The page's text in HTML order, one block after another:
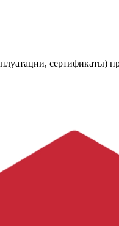
сертификаты)